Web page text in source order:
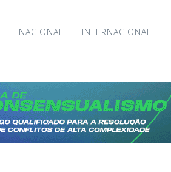
NACIONAL INTERNACIONAL